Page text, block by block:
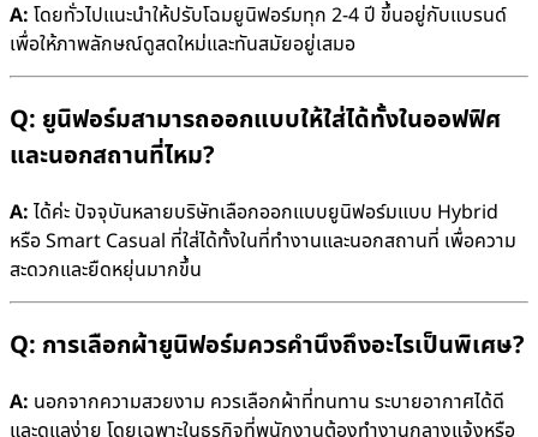
A: โดยทั่วไปแนะนำให้ปรับโฉมยูนิฟอร์มทุก 2-4 ปี ขึ้นอยู่กับแบรนด์
เพื่อให้ภาพลักษณ์ดูสดใหม่และทันสมัยอยู่เสมอ
Q: ยูนิฟอร์มสามารถออกแบบให้ใส่ได้ทั้งในออฟฟิศ
และนอกสถานที่ไหม?
A: ได้ค่ะ ปัจจุบันหลายบริษัทเลือกออกแบบยูนิฟอร์มแบบ Hybrid
หรือ Smart Casual ที่ใส่ได้ทั้งในที่ทำงานและนอกสถานที่ เพื่อความ
สะดวกและยืดหยุ่นมากขึ้น
Q: การเลือกผ้ายูนิฟอร์มควรคำนึงถึงอะไรเป็นพิเศษ?
A: นอกจากความสวยงาม ควรเลือกผ้าที่ทนทาน ระบายอากาศได้ดี
และดูแลง่าย โดยเฉพาะในธุรกิจที่พนักงานต้องทำงานกลางแจ้งหรือ